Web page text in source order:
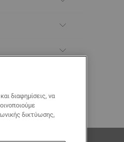
διαφημίσεις, να
δικτύωσης,